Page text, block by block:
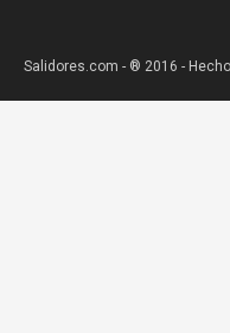
Salidores.com - ® 2016 -